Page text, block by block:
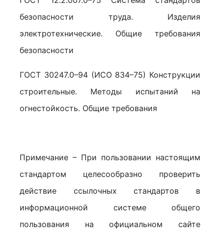
безопасности труда. Изделия
электротехнические. Общие требования
безопасности
ГОСТ 30247.0–94 (ИСО 834–75) Конструкции
строительные. Методы испытаний на
огнестойкость. Общие требования
Примечание – При пользовании настоящим
стандартом целесообразно проверить
действие ссылочных стандартов в
информационной системе общего
пользования на официальном сайте